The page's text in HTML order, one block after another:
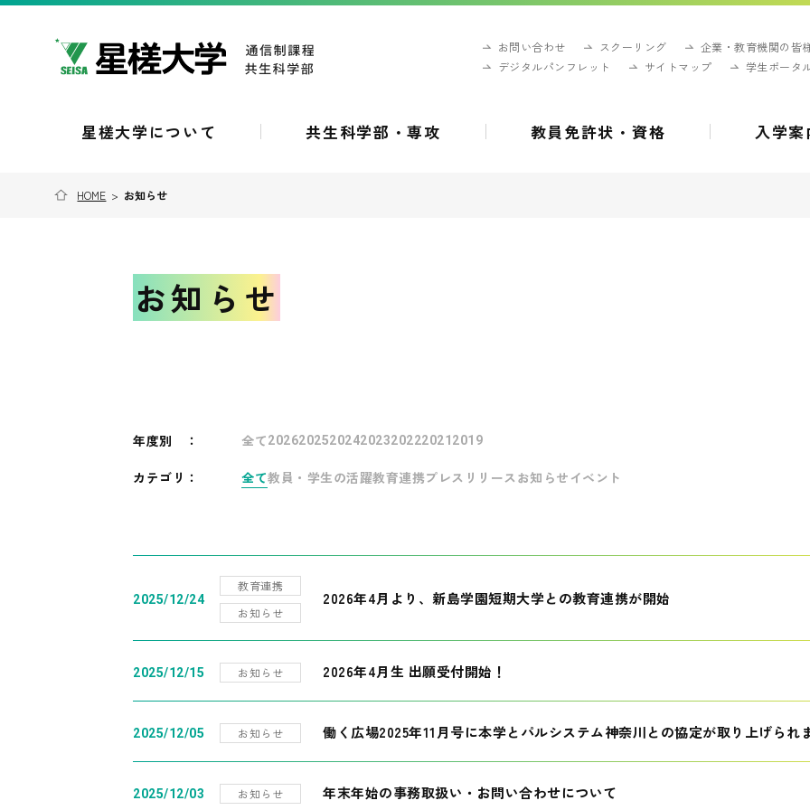
お問い合わせ スクーリング
企業・教育機関の皆
デジタルパンフレット
サイトマップ 学生ポータ
星槎大学について 共生科学部・専攻 教員免許状・資格 入学案
HOME > お知らせ
お知らせ
年度別 ： 全て202620252024202320222021 2019
カテゴリ： 全て教員・学生の活躍教育連携プレスリリース お知らせ イベント
2025/12/24
教育連携
お知らせ
2026年4月より、新島学園短期大学との教育連携が開始
2025/12/15 お知らせ 2026年4月生 出願受付開始！
2025/12/05 お知らせ 働く広場2025年11月号に本学とパルシステム神奈川との協定が取り上げられ
2025/12/03 お知らせ 年末年始の事務取扱い・お問い合わせについて